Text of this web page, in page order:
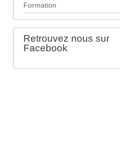
Formation
Retrouvez nous sur
Facebook